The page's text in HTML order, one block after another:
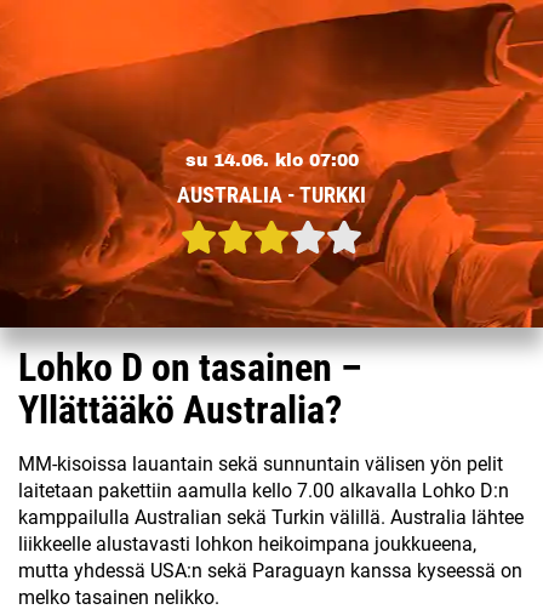
su 14.06. klo 07:00
AUSTRALIA - TURKKI
Lohko D on tasainen –
Yllättääkö Australia?
MM-kisoissa lauantain sekä sunnuntain välisen yön pelit
laitetaan pakettiin aamulla kello 7.00 alkavalla Lohko D:n
kamppailulla Australian sekä Turkin välillä. Australia lähtee
liikkeelle alustavasti lohkon heikoimpana joukkueena,
mutta yhdessä USA:n sekä Paraguayn kanssa kyseessä on
melko tasainen nelikko.